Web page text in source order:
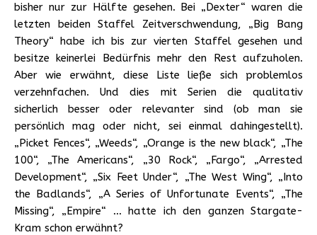
bisher nur zur Hälfte gesehen. Bei „Dexter“ waren die
letzten beiden Staffel Zeitverschwendung, „Big Bang
Theory“ habe ich bis zur vierten Staffel gesehen und
besitze keinerlei Bedürfnis mehr den Rest aufzuholen.
Aber wie erwähnt, diese Liste ließe sich problemlos
verzehnfachen. Und dies mit Serien die qualitativ
sicherlich besser oder relevanter sind (ob man sie
persönlich mag oder nicht, sei einmal dahingestellt).
„Picket Fences“, „Weeds“, „Orange is the new black“, „The
100“, „The Americans“, „30 Rock“, „Fargo“, „Arrested
Development“, „Six Feet Under“, „The West Wing“, „Into
the Badlands“, „A Series of Unfortunate Events“, „The
Missing“, „Empire“ … hatte ich den ganzen Stargate-
Kram schon erwähnt?